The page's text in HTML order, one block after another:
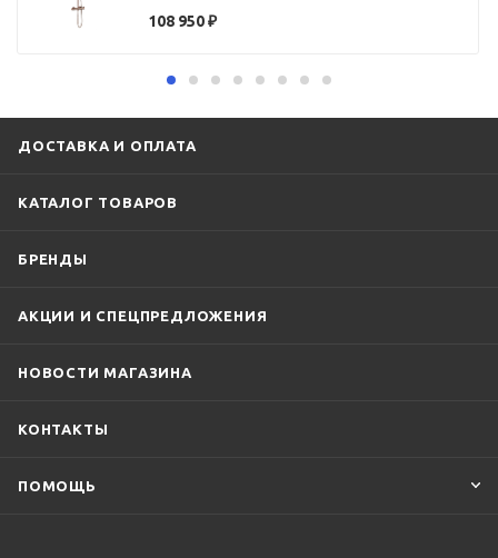
108 950₽
ДОСТАВКА И ОПЛАТА
КАТАЛОГ ТОВАРОВ
БРЕНДЫ
АКЦИИ И СПЕЦПРЕДЛОЖЕНИЯ
НОВОСТИ МАГАЗИНА
КОНТАКТЫ
ПОМОЩЬ